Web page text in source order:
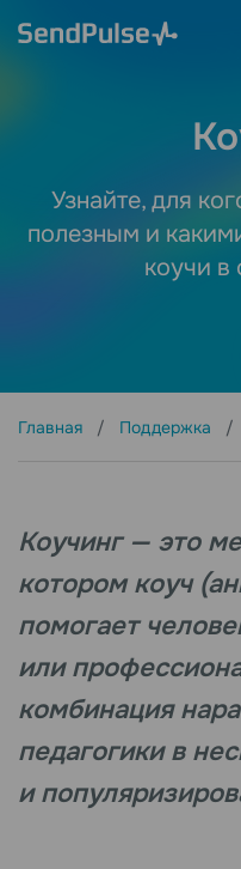
Узнайте, для
полезным и
коучи в
Главная Поддержка
Коучинг — это
котором коуч
помогает
или
комбинация
педагогики в
и